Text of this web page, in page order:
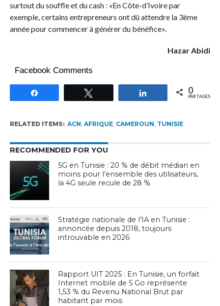
surtout du souffle et du cash : «En Côte-d’Ivoire par
exemple, certains entrepreneurs ont dû attendre la 3ème
année pour commencer à générer du bénéfice».
Hazar Abidi
Facebook Comments
Partagez 0
PARTAGES
RELATED ITEMS: ACN, AFRIQUE, CAMEROUN, TUNISIE
RECOMMENDED FOR YOU
5G en Tunisie : 20 % de débit médian en
moins pour l’ensemble des utilisateurs,
la 4G seule recule de 28 %
Stratégie nationale de l’IA en Tunisie :
annoncée depuis 2018, toujours
introuvable en 2026
Rapport UIT 2025 : En Tunisie, un forfait
Internet mobile de 5 Go représente
1,53 % du Revenu National Brut par
habitant par mois